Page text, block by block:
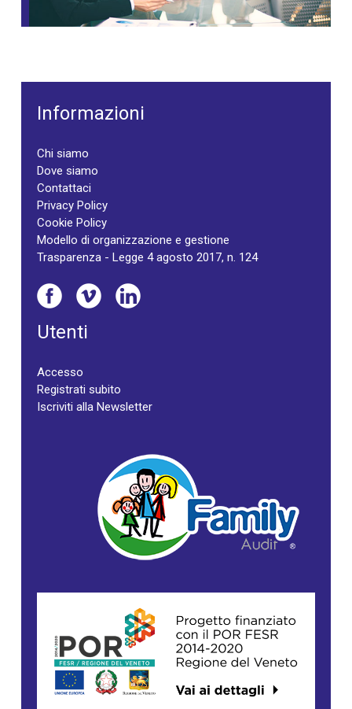
Informazioni
Chi siamo
Dove siamo
Contattaci
Privacy Policy
Cookie Policy
Modello di organizzazione e gestione
Trasparenza - Legge 4 agosto 2017, n. 124
Utenti
Accesso
Registrati subito
Iscriviti alla Newsletter